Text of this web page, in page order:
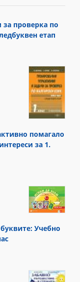
проверка по
етап
помагало
за 1.
Учебно